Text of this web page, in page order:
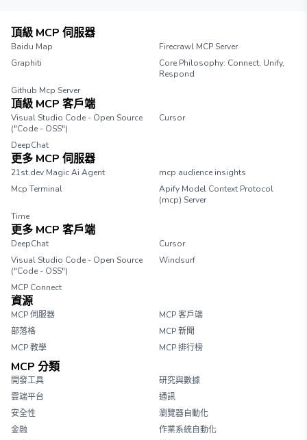
頂級 MCP 伺服器
Baidu Map
Firecrawl MCP Server
Graphiti
Core Philosophy: Connect, Unify,
Respond
Github Mcp Server
頂級 MCP 客戶端
Visual Studio Code - Open Source
("Code - OSS")
Cursor
DeepChat
更多 MCP 伺服器
21st.dev Magic Ai Agent
mcp audience insights
Mcp Terminal
Apify Model Context Protocol
(mcp) Server
Time
更多 MCP 客戶端
DeepChat
Cursor
Visual Studio Code - Open Source
("Code - OSS")
Windsurf
MCP Connect
資源
MCP 伺服器
MCP 客戶端
部落格
MCP 新聞
MCP 教學
MCP 排行榜
MCP 分類
開發工具
研究與數據
雲端平台
通訊
安全性
瀏覽器自動化
金融
作業系統自動化